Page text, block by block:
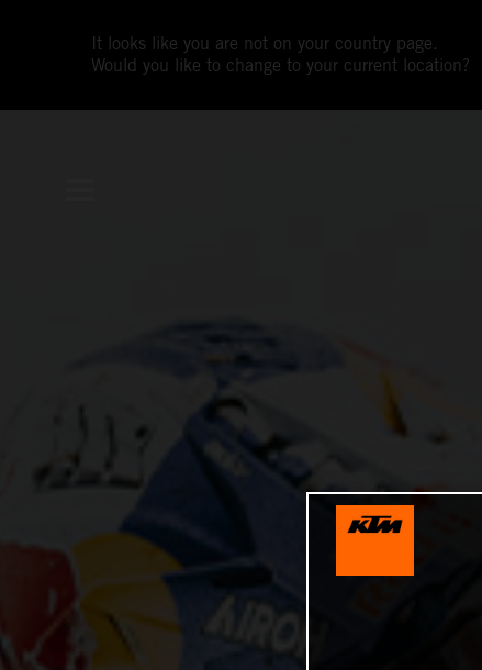
It looks like you are not on your country page.
Would you like to change to your current location?